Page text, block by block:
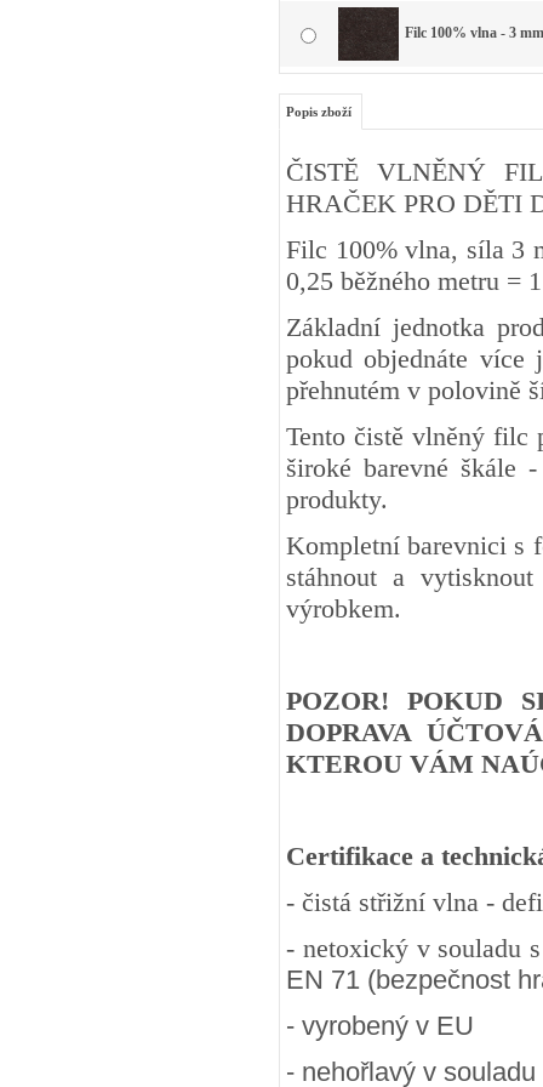
Filc 100% vlna - 3
Popis zboží
ČISTĚ VLNĚNÝ
HRAČEK PRO DĚTI
Filc 100% vlna, síla 3
0,25 běžného metru
Základní jednotka
pokud objednáte více
přehnutém v polovině
Tento čistě vlněný filc
široké barevné škále
produkty.
Kompletní barevnici s
stáhnout a
výrobkem.
POZOR! POKUD
DOPRAVA
KTEROU VÁM
Certifikace a
- čistá střižní vlna -
- netoxický v souladu
EN 71 (bezpečnost
- vyrobený v EU
- nehořlavý v